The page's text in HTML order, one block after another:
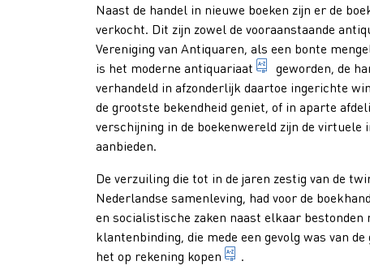
Naast de handel in nieuwe boeken zijn er de
verkocht. Dit zijn zowel de vooraanstaande
Vereniging van Antiquaren, als een bonte
is het moderne antiquariaat boekhandel
geworden, de
verhandeld in afzonderlijk daartoe ingerichte
de grootste bekendheid geniet, of in aparte
verschijning in de boekenwereld zijn de virtuele
aanbieden.
De verzuiling die tot in de jaren zestig van de
Nederlandse samenleving, had voor de
en socialistische zaken naast elkaar
klantenbinding, die mede een gevolg was van
het op rekening kopen
.